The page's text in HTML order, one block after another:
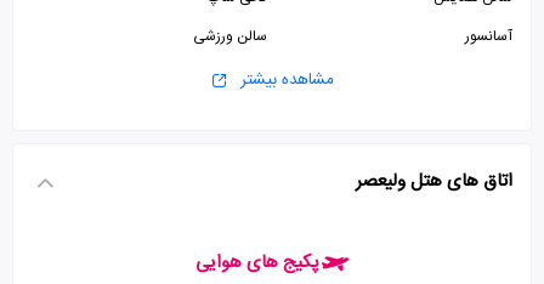
آسانسور
سالن ورزشی
سونا
مشاهده بیشتر
اتاق های هتل ولیعصر
پکیج های هوایی